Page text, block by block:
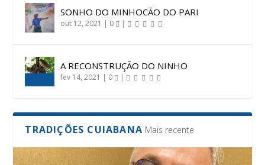
SONHO DO MINHOCÃO DO PARI
out 12, 2021 | 0 |
A RECONSTRUÇÃO DO NINHO
fev 14, 2021 | 0 |
TRADIÇÕES CUIABANA Mais recente